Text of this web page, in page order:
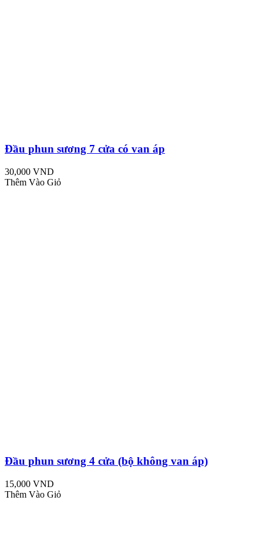
Đầu phun sương 7 cửa có van áp
30,000 VND
Thêm Vào Giỏ
Đầu phun sương 4 cửa (bộ không van áp)
15,000 VND
Thêm Vào Giỏ